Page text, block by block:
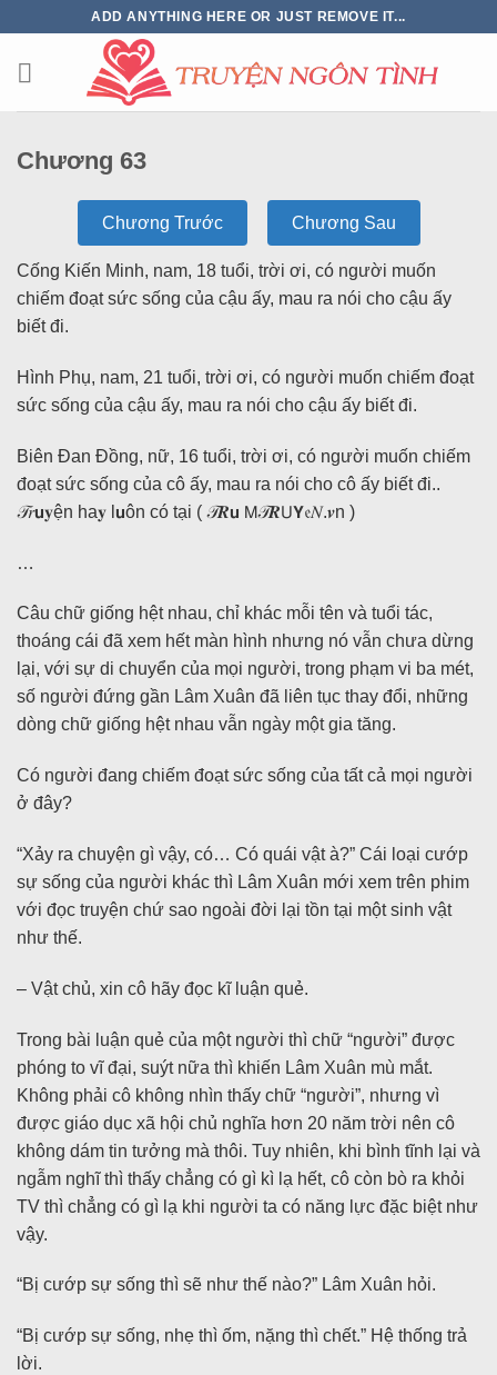
ADD ANYTHING HERE OR JUST REMOVE IT...
Chương 63
Chương Trước Chương Sau
Cống Kiến Minh, nam, 18 tuổi, trời ơi, có người muốn
chiếm đoạt sức sống của cậu ấy, mau ra nói cho cậu ấy
biết đi.
Hình Phụ, nam, 21 tuổi, trời ơi, có người muốn chiếm đoạt
sức sống của cậu ấy, mau ra nói cho cậu ấy biết đi.
Biên Đan Đồng, nữ, 16 tuổi, trời ơi, có người muốn chiếm
đoạt sức sống của cô ấy, mau ra nói cho cô ấy biết đi..
𝒯𝑟𝘂𝐲ện ha𝐲 l𝘂ôn có tại ( 𝒯𝑹𝘂 𝖬𝒯𝑹𝖴𝗬𝔢𝑁.𝒗n )
…
Câu chữ giống hệt nhau, chỉ khác mỗi tên và tuổi tác,
thoáng cái đã xem hết màn hình nhưng nó vẫn chưa dừng
lại, với sự di chuyển của mọi người, trong phạm vi ba mét,
số người đứng gần Lâm Xuân đã liên tục thay đổi, những
dòng chữ giống hệt nhau vẫn ngày một gia tăng.
Có người đang chiếm đoạt sức sống của tất cả mọi người
ở đây?
“Xảy ra chuyện gì vậy, có… Có quái vật à?” Cái loại cướp
sự sống của người khác thì Lâm Xuân mới xem trên phim
với đọc truyện chứ sao ngoài đời lại tồn tại một sinh vật
như thế.
– Vật chủ, xin cô hãy đọc kĩ luận quẻ.
Trong bài luận quẻ của một người thì chữ “người” được
phóng to vĩ đại, suýt nữa thì khiến Lâm Xuân mù mắt.
Không phải cô không nhìn thấy chữ “người”, nhưng vì
được giáo dục xã hội chủ nghĩa hơn 20 năm trời nên cô
không dám tin tưởng mà thôi. Tuy nhiên, khi bình tĩnh lại và
ngẫm nghĩ thì thấy chẳng có gì kì lạ hết, cô còn bò ra khỏi
TV thì chẳng có gì lạ khi người ta có năng lực đặc biệt như
vậy.
“Bị cướp sự sống thì sẽ như thế nào?” Lâm Xuân hỏi.
“Bị cướp sự sống, nhẹ thì ốm, nặng thì chết.” Hệ thống trả
lời.